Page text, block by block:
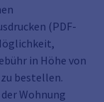
(PDF-
in Höhe von
bestellen.
Wohnung